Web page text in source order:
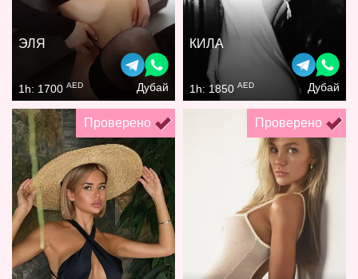
ЭЛЯ
1h: 1700 AED Дубай
КИЛА
1h: 1850 AED Дубай
Проверено Проверено